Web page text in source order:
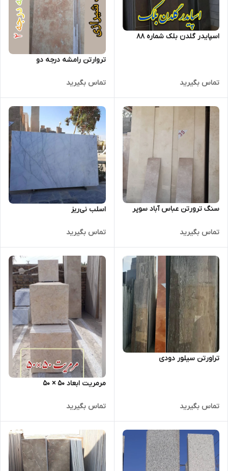
اسپایدر گلدن بلک شماره ۸۸
تماس بگیرید
تروارتن رامشه درجه دو
تماس بگیرید
سنگ ترورتن عباس آباد سوپر
تماس بگیرید
اسلب نی‌ریز
تماس بگیرید
تراورتن سیلور دودی
تماس بگیرید
مرمریت ابعاد ۵۰ × ۵۰
تماس بگیرید